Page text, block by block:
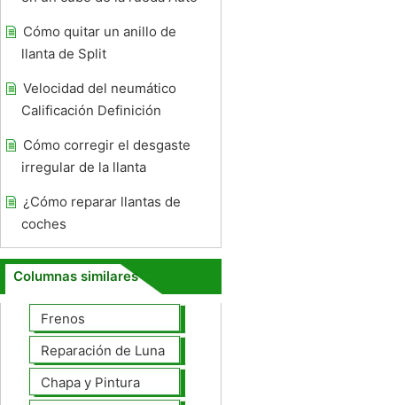
Cómo quitar un anillo de
llanta de Split
Velocidad del neumático
Calificación Definición
Cómo corregir el desgaste
irregular de la llanta
¿Cómo reparar llantas de
coches
Columnas similares
Frenos
Reparación de Lunas
Chapa y Pintura